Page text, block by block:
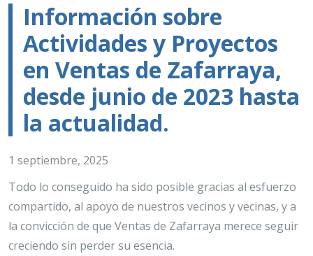
Información sobre
Actividades y Proyectos
en Ventas de Zafarraya,
desde junio de 2023 hasta
la actualidad.
1 septiembre, 2025
Todo lo conseguido ha sido posible gracias al esfuerzo
compartido, al apoyo de nuestros vecinos y vecinas, y a
la convicción de que Ventas de Zafarraya merece seguir
creciendo sin perder su esencia.